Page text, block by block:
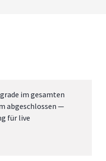
im gesamten
abgeschlossen —
für live